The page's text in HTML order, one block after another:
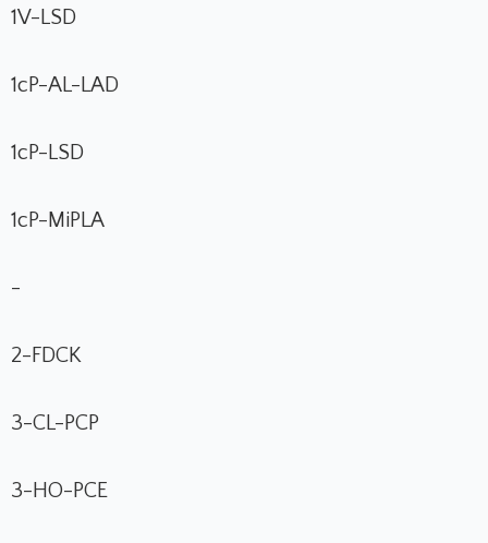
1V-LSD
1cP-AL-LAD
1cP-LSD
1cP-MiPLA
-
2-FDCK
3-CL-PCP
3-HO-PCE